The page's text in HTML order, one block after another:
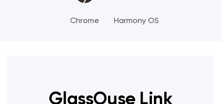
Chrome Harmony OS
GlassOuse Link